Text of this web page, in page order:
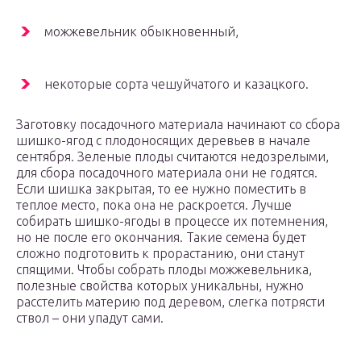
можжевельник обыкновенный,
некоторые сорта чешуйчатого и казацкого.
Заготовку посадочного материала начинают со сбора
шишко-ягод с плодоносящих деревьев в начале
сентября. Зеленые плоды считаются недозрелыми,
для сбора посадочного материала они не годятся.
Если шишка закрытая, то ее нужно поместить в
теплое место, пока она не раскроется. Лучше
собирать шишко-ягоды в процессе их потемнения,
но не после его окончания. Такие семена будет
сложно подготовить к прорастанию, они станут
спящими. Чтобы собрать плоды можжевельника,
полезные свойства которых уникальны, нужно
расстелить материю под деревом, слегка потрясти
ствол – они упадут сами.